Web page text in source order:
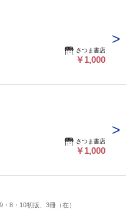
さつま書店
￥1,000
さつま書店
￥1,000
8・10初版、3冊（在）